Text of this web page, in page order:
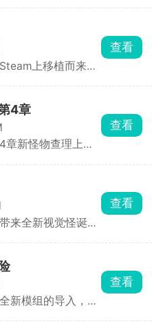
界里吞噬进化，击
入麾下，组建属于
，成为虫虫界的女
伍称霸整个世界。
上移植而来，
判对手的预判，便
。利用所获得的所
惕其他玩家的欺诈
其他的选手，绞尽
查看
4章
章新怪物查理上
小心随机出现的怪
收集线索碎片，找
查看
来全新视觉怪诞模
奥秘，输入不同的
不同的配方，制作
像拿铁、美式等
不同口味的咖啡，
查看
新模组的导入，除
查看